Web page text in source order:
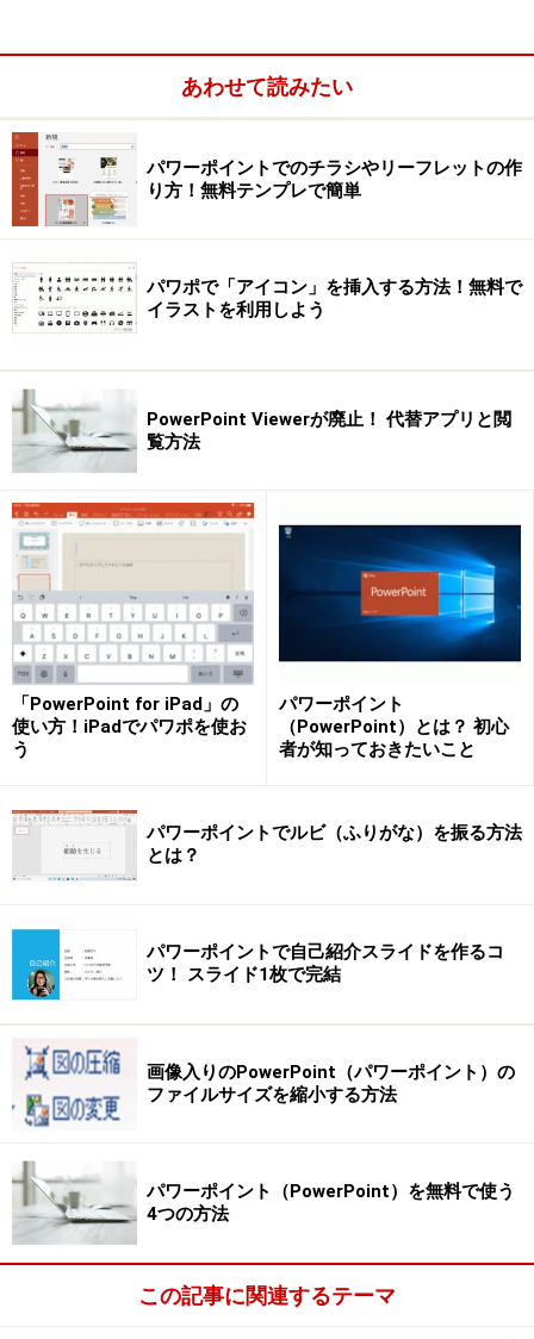
るためのハイパーリンクを設定しておけば、スライドシ
ョー実行中にそのハイパーリンクをクリックするだけで
切り替わります。
ここでは、「男の料理教室」のスライドに「キッズ料理
教室」のプレゼンテーションファイルに切り替えるため
のハイパーリンクを作ってみましょう。
左上のプレゼンテーション実行中に右下のプレゼンテーショ
ンに切り替わるボタンを作る
図形にハイパーリンクを貼る
「挿入」タブの「図形」ボタンからハイパーリンクの元
になる図形（ここでは「角丸四角形」）を描きます。図
形の形はどれでもかまいません。もともとスライドにあ
る文字やイラストなどにハイパーリンクを設定する場合
は、元になる文字やイラストなどを選択しておきます。
PowerPoint2003では、画面下部の「図形描画」ツールバー
から「オートシェイプ｣ボタンをクリックし、「基本図形」
→「角丸四角形」を選ぶ
あわせて読みたい
パワーポイントでのチラシやリーフレットの作
り方！無料テンプレで簡単
パワポで「アイコン」を挿入する方法！無料で
イラストを利用しよう
PowerPoint Viewerが廃止！ 代替アプリと閲
覧方法
「PowerPoint for iPad」の
使い方！iPadでパワポを使お
う
パワーポイント
（PowerPoint）とは？ 初心
者が知っておきたいこと
パワーポイントでルビ（ふりがな）を振る方法
とは？
パワーポイントで自己紹介スライドを作るコ
ツ！ スライド1枚で完結
画像入りのPowerPoint（パワーポイント）の
ファイルサイズを縮小する方法
パワーポイント（PowerPoint）を無料で使う
4つの方法
この記事に関連するテーマ